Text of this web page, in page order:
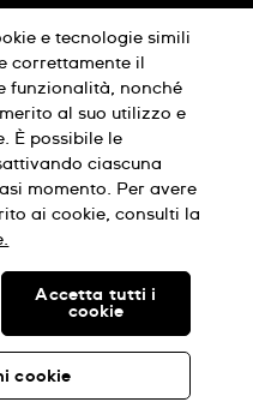
Cookies
Infomazioni legali
SWISS WATCHES
e tecnologie simili
correttamente il
funzionalità, nonché
al suo utilizzo e
È possibile le
ciascuna
momento. Per avere
ai cookie, consulti la
cookie
Accetta tutti i
cookie